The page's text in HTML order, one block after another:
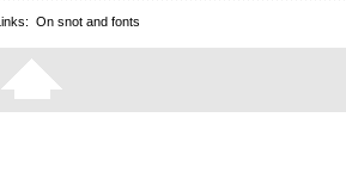
Links: On snot and fonts